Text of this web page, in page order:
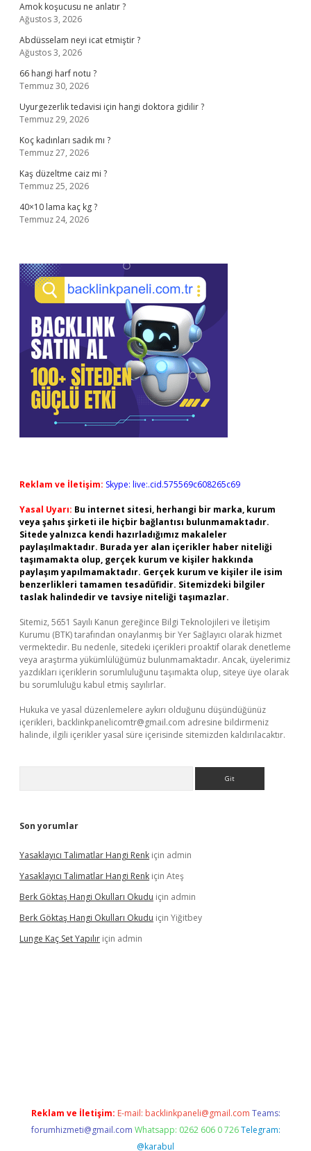
Amok koşucusu ne anlatır ?
Ağustos 3, 2026
Abdüsselam neyi icat etmiştir ?
Ağustos 3, 2026
66 hangi harf notu ?
Temmuz 30, 2026
Uyurgezerlik tedavisi için hangi doktora gidilir ?
Temmuz 29, 2026
Koç kadınları sadık mı ?
Temmuz 27, 2026
Kaş düzeltme caiz mi ?
Temmuz 25, 2026
40×10 lama kaç kg ?
Temmuz 24, 2026
Reklam ve İletişim: Skype: live:.cid.575569c608265c69
Yasal Uyarı: Bu internet sitesi, herhangi bir marka, kurum
veya şahıs şirketi ile hiçbir bağlantısı bulunmamaktadır.
Sitede yalnızca kendi hazırladığımız makaleler
paylaşılmaktadır. Burada yer alan içerikler haber niteliği
taşımamakta olup, gerçek kurum ve kişiler hakkında
paylaşım yapılmamaktadır. Gerçek kurum ve kişiler ile isim
benzerlikleri tamamen tesadüfidir. Sitemizdeki bilgiler
taslak halindedir ve tavsiye niteliği taşımazlar.
Sitemiz, 5651 Sayılı Kanun gereğince Bilgi Teknolojileri ve İletişim
Kurumu (BTK) tarafından onaylanmış bir Yer Sağlayıcı olarak hizmet
vermektedir. Bu nedenle, sitedeki içerikleri proaktif olarak denetleme
veya araştırma yükümlülüğümüz bulunmamaktadır. Ancak, üyelerimiz
yazdıkları içeriklerin sorumluluğunu taşımakta olup, siteye üye olarak
bu sorumluluğu kabul etmiş sayılırlar.
Hukuka ve yasal düzenlemelere aykırı olduğunu düşündüğünüz
içerikleri, backlinkpanelicomtr@gmail.com adresine bildirmeniz
halinde, ilgili içerikler yasal süre içerisinde sitemizden kaldırılacaktır.
Son yorumlar
Yasaklayıcı Talimatlar Hangi Renk için admin
Yasaklayıcı Talimatlar Hangi Renk için Ateş
Berk Göktaş Hangi Okulları Okudu için admin
Berk Göktaş Hangi Okulları Okudu için Yiğitbey
Lunge Kaç Set Yapılır için admin
Reklam ve İletişim: E-mail: backlinkpaneli@gmail.com Teams:
forumhizmeti@gmail.com Whatsapp: 0262 606 0 726 Telegram:
@karabul